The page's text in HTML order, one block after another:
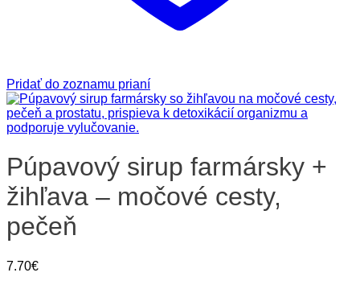
Pridať do zoznamu prianí
Púpavový sirup farmársky +
žihľava – močové cesty,
pečeň​
7.70€